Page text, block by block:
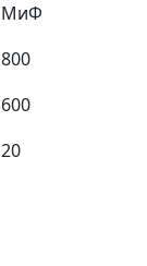
МиФ
800
600
20